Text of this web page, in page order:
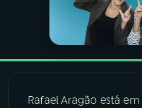
PROGRAMAS
Rafael Aragão está